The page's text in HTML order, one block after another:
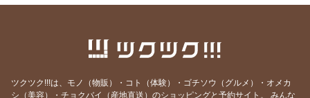
2025/05/28284.『東京』
282.『葛藤』
ツクツク!!!は、モノ（物販）・コト（体験）・ゴチソウ（グルメ）・オメカ
シ（美容）・チョクバイ（産地直送）のショッピングと予約サイト。
みんな